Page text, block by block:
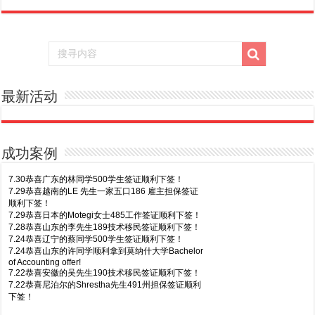
最新活动
成功案例
7.30恭喜广东的林同学500学生签证顺利下签！
7.29恭喜越南的LE 先生一家五口186 雇主担保签证
顺利下签！
7.29恭喜日本的Motegi女士485工作签证顺利下签！
7.28恭喜山东的李先生189技术移民签证顺利下签！
7.24恭喜辽宁的蔡同学500学生签证顺利下签！
7.24恭喜山东的许同学顺利拿到莫纳什大学Bachelor
of Accounting offer!
7.22恭喜安徽的吴先生190技术移民签证顺利下签！
7.22恭喜尼泊尔的Shrestha先生491州担保签证顺利
下签！